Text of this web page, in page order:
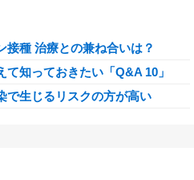
接種 治療との兼ね合いは？
知っておきたい「Q&A 10」
で生じるリスクの方が高い